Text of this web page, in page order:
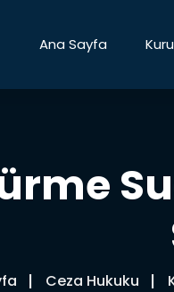
Ana Sayfa
Ceza Hukuku